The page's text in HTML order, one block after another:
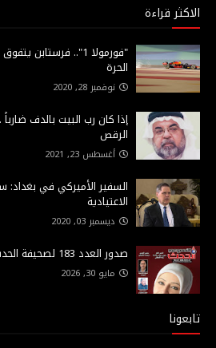
الاكثر قراءة
"فورمولا 1"..
الحرة
نوفمبر 28, 2020
إذا كان رب البيت بالدف
الرقص
أغسطس 23, 2021
السفير الأميركي في بغداد:
الاعتيادية
ديسمبر 03, 2020
صدور العدد 183 لصحيفة الحدث الاسبوعي من لندن
مايو 30, 2026
تابعونا